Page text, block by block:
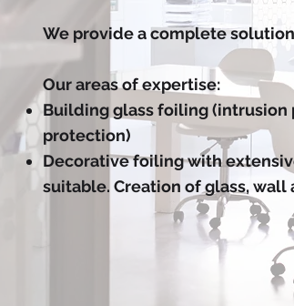
We provide a complete
Our areas of expertise:
Building glass foiling (intrusion
protection)
Decorative foiling with
suitable. Creation of glass, wall